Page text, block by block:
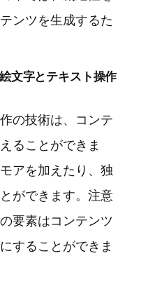
ンツを生成するた
文字とテキスト操作
の技術は、コンテ
ることができま
アを加えたり、独
ができます。注意
要素はコンテンツ
することができま